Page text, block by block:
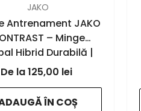
JAKO
Antrenament JAKO
– Minge
Hibrid Durabilă |
JAKO Romania
125,00 lei
ÎN COȘ